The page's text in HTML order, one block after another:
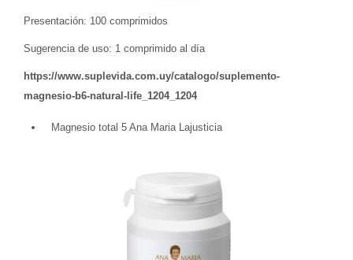
Presentación: 100 comprimidos
Sugerencia de uso: 1 comprimido al día
https://www.suplevida.com.uy/catalogo/suplemento-
magnesio-b6-natural-life_1204_1204
Magnesio total 5 Ana Maria Lajusticia